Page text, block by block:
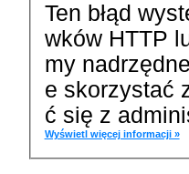
Ten błąd
wków HTTP
my
e skorzystać
ć się z
Wyświetl więcej informacji »